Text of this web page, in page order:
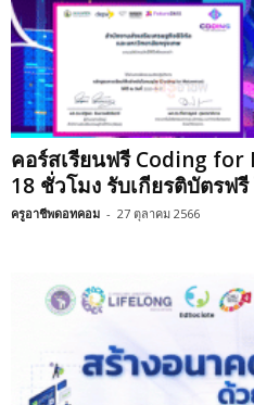
คอร์สเรียนฟรี Coding
18 ชั่วโมง รับเกียรติบัตรฟรี
ครูอาชีพดอทคอม - 27 ตุลาคม 2566